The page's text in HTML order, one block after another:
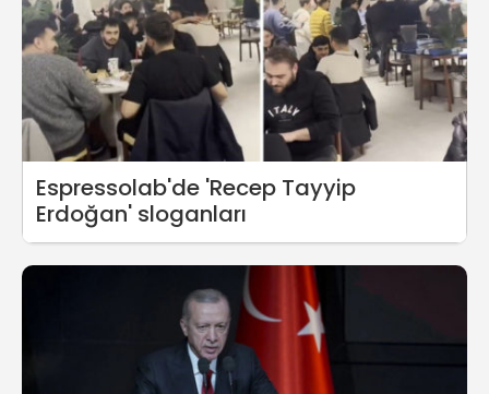
Espressolab'de 'Recep Tayyip
Erdoğan' sloganları